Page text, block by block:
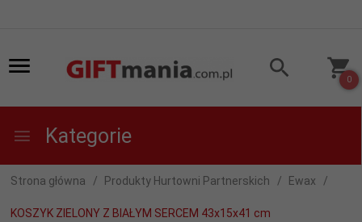
0
Kategorie
Strona główna Produkty Hurtowni Partnerskich Ewax
KOSZYK ZIELONY Z BIAŁYM SERCEM 43x15x41 cm